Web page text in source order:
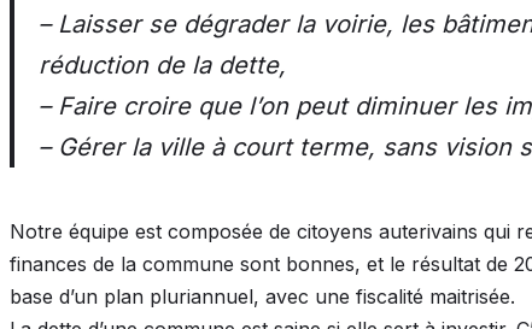
– Laisser se dégrader la voirie, les
réduction de la dette,
– Faire croire que l’on peut diminuer les
– Gérer la ville à court terme, sans vision
Notre équipe est composée de citoyens auterivains qui
finances de la commune sont bonnes, et le résultat de
base d’un plan pluriannuel, avec une fiscalité maitrisée.